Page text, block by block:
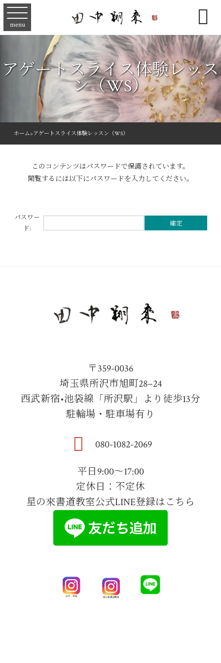
menu 
アゲートスライス体験レッス
ン（WS）
ホーム>アゲートスライス体験レッスン（WS）
このコンテンツはパスワードで保護されています。
閲覧するには以下にパスワードを入力してください。
パスワー
ド:
〒359-0036
埼玉県所沢市旭町28−24
西武新宿•池袋線「所沢駅」より徒歩13分
駐輪場・駐車場有り
080-1082-2069
平日9:00～17:00
定休日：不定休
星の來書道教室公式LINE登録はこちら